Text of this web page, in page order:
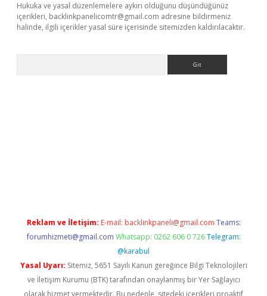
Hukuka ve yasal düzenlemelere aykırı olduğunu düşündüğünüz
içerikleri, backlinkpanelicomtr@gmail.com adresine bildirmeniz
halinde, ilgili içerikler yasal süre içerisinde sitemizden kaldırılacaktır.
Reklam ve İletişim: E-mail: backlinkpaneli@gmail.com Teams:
forumhizmeti@gmail.com Whatsapp: 0262 606 0 726 Telegram:
@karabul
Yasal Uyarı: Sitemiz, 5651 Sayılı Kanun gereğince Bilgi Teknolojileri
ve İletişim Kurumu (BTK) tarafından onaylanmış bir Yer Sağlayıcı
olarak hizmet vermektedir. Bu nedenle, sitedeki içerikleri proaktif